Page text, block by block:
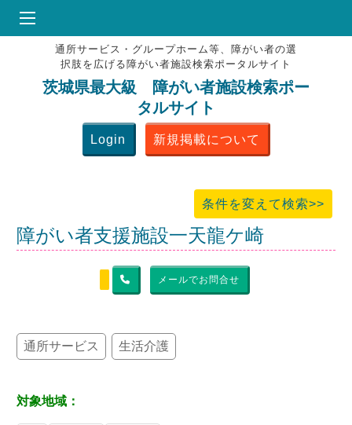
HOME
♥お気にりブックマーク
掲載会員MENU
よくある質問
通所サービス・グループホーム等、障がい者の選
択肢を広げる障がい者施設検索ポータルサイト
茨城県最大級 障がい者施設検索ポー
タルサイト
Login 新規掲載について
条件を変えて検索>>
障がい者支援施設一天龍ケ崎
メールでお問合せ
通所サービス 生活介護
対象地域：